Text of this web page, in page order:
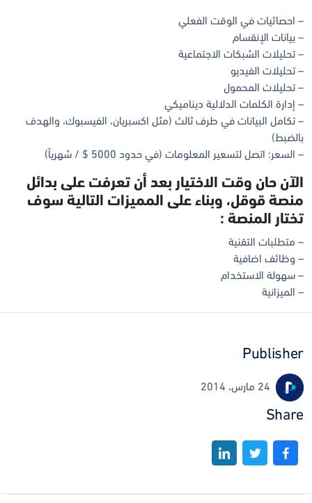
– احصائيات في الوقت الفعلي
– بيانات الإنقسام
– تحليلات الشبكات الاجتماعية
– تحليلات الفيديو
– تحليلات المحمول
– إدارة الكلمات الدلالية ديناميكي
– تكامل البيانات في طرف ثالث (مثل اكسبريان، الفيسبوك، والهدف
بالضبط)
– السعر: اتصل لتسعير المعلومات (في حدود 5000 $ / شهرياً)
الآن حان وقت الاختيار بعد أن تعرفت على بدائل
منصة قوقل، وبناء على المميزات التالية سوف
تختار المنصة :
– متطلبات التقنية
– وظائف اضافية
– سهولة الاستخدام
– الميزانية
Publisher
24 مارس، 2014
Share